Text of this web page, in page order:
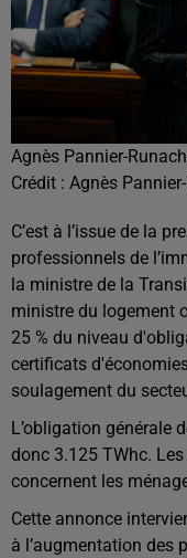
Agnès Pannier-
Crédit : Agnès
C’est à l’issue de la
professionnels de
la ministre de la
ministre du logement
25 % du niveau
certificats
soulagement du
L’obligation générale
donc 3.125 TWhc.
concernent les
Cette annonce
à l’augmentation des